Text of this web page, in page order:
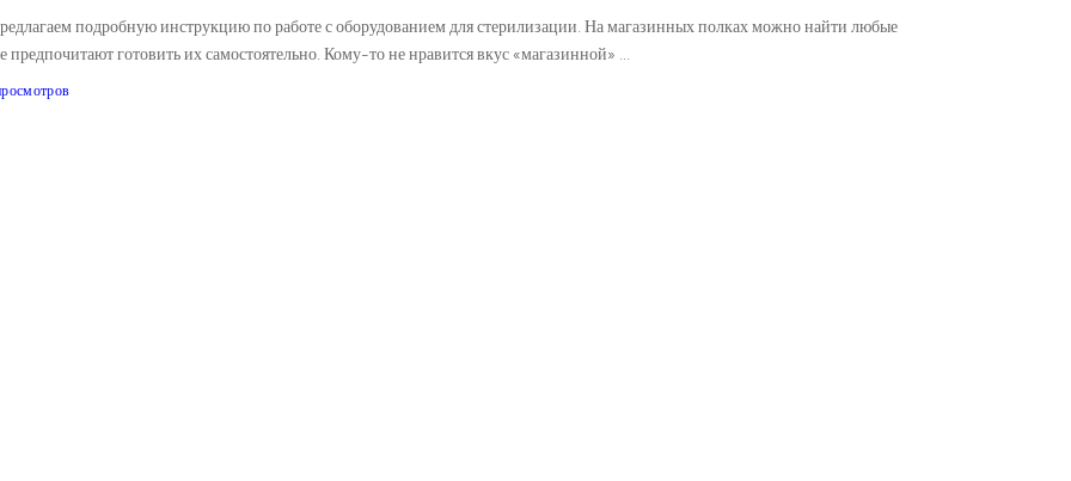
подробную инструкцию по работе с оборудованием для стерилизации. На магазинных полках можно найти любые
готовить их самостоятельно. Кому-то не нравится вкус «магазинной» ...